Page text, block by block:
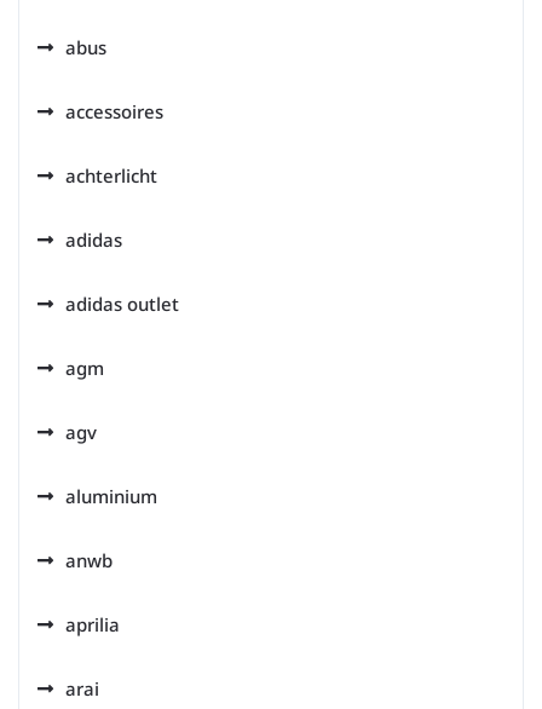
abus
accessoires
achterlicht
adidas
adidas outlet
agm
agv
aluminium
anwb
aprilia
arai